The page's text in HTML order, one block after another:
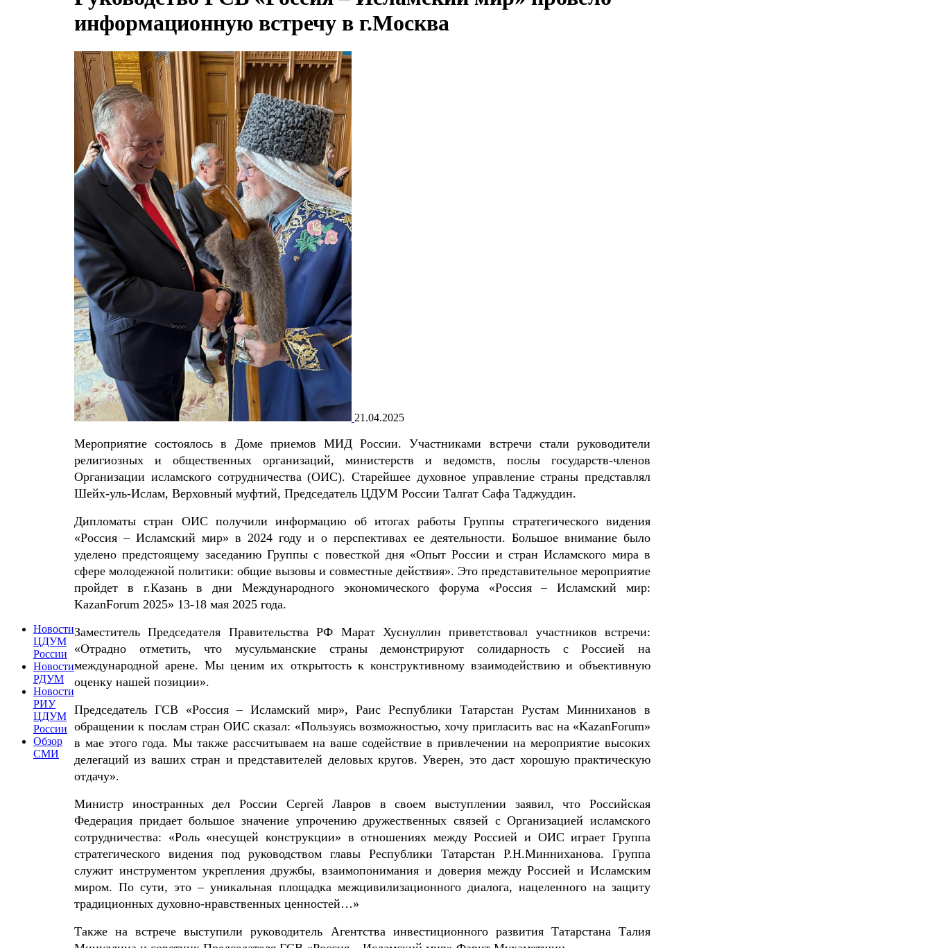
Новости
ЦДУМ
России
Новости
РДУМ
Новости
РИУ
ЦДУМ
России
Обзор
СМИ
информационную встречу в г.Москва
21.04.2025
Мероприятие состоялось в Доме приемов МИД России. Участниками встречи стали руководители
религиозных и общественных организаций, министерств и ведомств, послы государств-членов
Организации исламского сотрудничества (ОИС). Старейшее духовное управление страны представлял
Шейх-уль-Ислам, Верховный муфтий, Председатель ЦДУМ России Талгат Сафа Таджуддин.
Дипломаты стран ОИС получили информацию об итогах работы Группы стратегического видения
«Россия – Исламский мир» в 2024 году и о перспективах ее деятельности. Большое внимание было
уделено предстоящему заседанию Группы с повесткой дня «Опыт России и стран Исламского мира в
сфере молодежной политики: общие вызовы и совместные действия». Это представительное мероприятие
пройдет в г.Казань в дни Международного экономического форума «Россия – Исламский мир:
KazanForum 2025» 13-18 мая 2025 года.
Заместитель Председателя Правительства РФ Марат Хуснуллин приветствовал участников встречи:
«Отрадно отметить, что мусульманские страны демонстрируют солидарность с Россией на
международной арене. Мы ценим их открытость к конструктивному взаимодействию и объективную
оценку нашей позиции».
Председатель ГСВ «Россия – Исламский мир», Раис Республики Татарстан Рустам Минниханов в
обращении к послам стран ОИС сказал: «Пользуясь возможностью, хочу пригласить вас на «KazanForum»
в мае этого года. Мы также рассчитываем на ваше содействие в привлечении на мероприятие высоких
делегаций из ваших стран и представителей деловых кругов. Уверен, это даст хорошую практическую
отдачу».
Министр иностранных дел России Сергей Лавров в своем выступлении заявил, что Российская
Федерация придает большое значение упрочению дружественных связей с Организацией исламского
сотрудничества: «Роль «несущей конструкции» в отношениях между Россией и ОИС играет Группа
стратегического видения под руководством главы Республики Татарстан Р.Н.Минниханова. Группа
служит инструментом укрепления дружбы, взаимопонимания и доверия между Россией и Исламским
миром. По сути, это – уникальная площадка межцивилизационного диалога, нацеленного на защиту
традиционных духовно-нравственных ценностей…»
Также на встрече выступили руководитель Агентства инвестиционного развития Татарстана Талия